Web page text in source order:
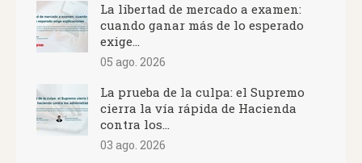
La libertad de mercado a examen:
cuando ganar más de lo esperado
exige...
05 ago. 2026
La prueba de la culpa: el Supremo
cierra la vía rápida de Hacienda
contra los...
03 ago. 2026